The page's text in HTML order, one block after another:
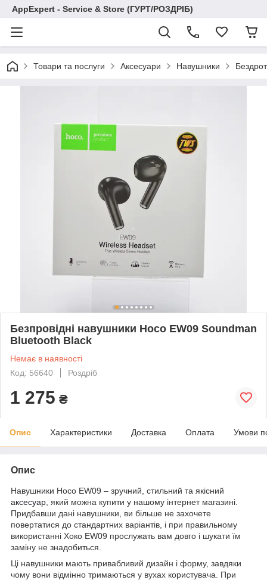
AppExpert - Service & Store (ГУРТ/РОЗДРІБ)
Товари та послуги Аксесуари Навушники
Безпровідні навушники Hoco EW09 Soundman
Bluetooth Black
Немає в наявності
Код: 56640
Роздріб
1 275 ₴
Опис Характеристики Доставка Оплата Умови
Опис
Навушники Hoco EW09 – зручний, стильний та якісний
аксесуар , який можна купити у нашому інтернет магазині.
Придбавши дані навушники, ви більше не захочете
повертатися до стандартних варіантів, і при правильному
використанні Хоко EW09 прослужать вам довго і шукати їм
заміну не знадобиться.
Ці навушники мають привабливий дизайн і форму, завдяки
чому вони відмінно тримаються у вухах користувача. При